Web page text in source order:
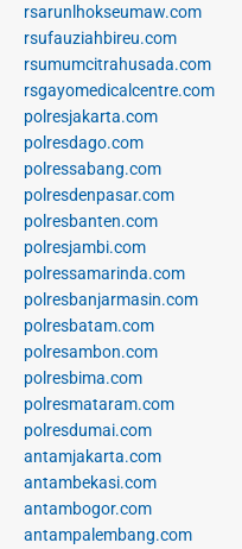
rsarunlhokseumaw.com
rsufauziahbireu.com
rsumumcitrahusada.com
rsgayomedicalcentre.com
polresjakarta.com
polresdago.com
polressabang.com
polresdenpasar.com
polresbanten.com
polresjambi.com
polressamarinda.com
polresbanjarmasin.com
polresbatam.com
polresambon.com
polresbima.com
polresmataram.com
polresdumai.com
antamjakarta.com
antambekasi.com
antambogor.com
antampalembang.com